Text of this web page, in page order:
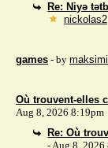
Re: Niyə
nickolas2
games - by
Où trouvent-elles
Aug 8, 2026 8:19pm
Re: Où
- Aug 8, 2026